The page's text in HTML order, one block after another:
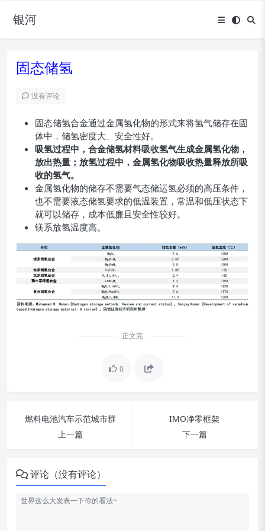
银河
固态储氢
没有评论
固态储氢合金通过金属氢化物的形式来将氢气储存在固
体中，储氢密度大、安全性好。
吸氢过程中，合金储氢材料吸收氢气生成金属氢化物，
放出热量；放氢过程中，金属氢化物吸收热量释放所吸
收的氢气。
金属氢化物的储存不需要气态储运氢必须的高压条件，
也不需要液态储氢要求的低温装置，常温和低压状态下
就可以储存，成本低廉且安全性较好。
镁系放氢温度高。
正文完
0
燃料电池汽车示范城市群
上一篇
IMO净零框架
下一篇
评论（没有评论）